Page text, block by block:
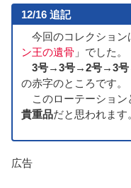
12/16 追記
今回のコレクション
ン王の遺骨 」でした。
3号→3号→2号→3
の赤字のところです。
このローテーション
貴重品だと思われます
広告